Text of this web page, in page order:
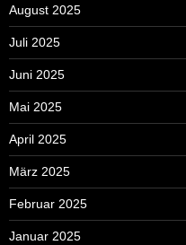
August 2025
Juli 2025
Juni 2025
Mai 2025
April 2025
März 2025
Februar 2025
Januar 2025